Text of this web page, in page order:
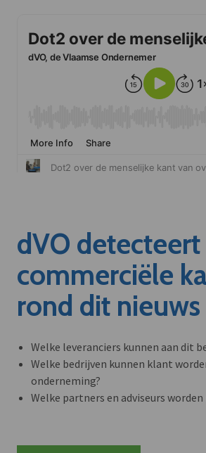
dVO detecteert
commerciële
rond dit nieuws
Welke leveranciers kunnen aan dit
Welke bedrijven kunnen klant
onderneming?
Welke partners en adviseurs